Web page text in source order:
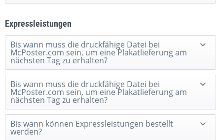
Expressleistungen
Bis wann muss die druckfähige Datei bei
McPoster.com sein, um eine Plakatlieferung am
nächsten Tag zu erhalten?
Bis wann muss die druckfähige Datei bei
McPoster.com sein, um eine Plakatlieferung am
nächsten Tag zu erhalten?
Bis wann können Expressleistungen bestellt
werden?